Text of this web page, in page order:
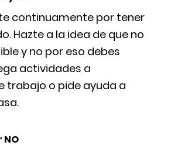
continuamente por tener
Hazte a la idea de que no
y no por eso debes
actividades a
trabajo o pide ayuda a